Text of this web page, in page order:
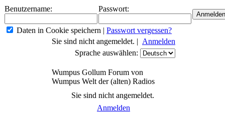
Benutzername: Passwort:
Daten in Cookie speichern | Passwort vergessen?
Sie sind nicht angemeldet. | Anmelden
Sprache auswählen:
Wumpus Gollum Forum von
Wumpus Welt der (alten) Radios
Sie sind nicht angemeldet.
Anmelden